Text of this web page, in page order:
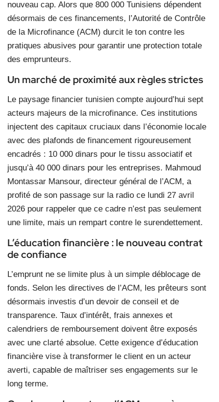
nouveau cap. Alors que 800 000 Tunisiens dépendent
désormais de ces financements, l’Autorité de Contrôle
de la Microfinance (ACM) durcit le ton contre les
pratiques abusives pour garantir une protection totale
des emprunteurs.
Un marché de proximité aux règles strictes
Le paysage financier tunisien compte aujourd’hui sept
acteurs majeurs de la microfinance. Ces institutions
injectent des capitaux cruciaux dans l’économie locale
avec des plafonds de financement rigoureusement
encadrés : 10 000 dinars pour le tissu associatif et
jusqu’à 40 000 dinars pour les entreprises. Mahmoud
Montassar Mansour, directeur général de l’ACM, a
profité de son passage sur la radio ce lundi 27 avril
2026 pour rappeler que ce cadre n’est pas seulement
une limite, mais un rempart contre le surendettement.
L’éducation financière : le nouveau contrat
de confiance
L’emprunt ne se limite plus à un simple déblocage de
fonds. Selon les directives de l’ACM, les prêteurs sont
désormais investis d’un devoir de conseil et de
transparence. Taux d’intérêt, frais annexes et
calendriers de remboursement doivent être exposés
avec une clarté absolue. Cette exigence d’éducation
financière vise à transformer le client en un acteur
averti, capable de maîtriser ses engagements sur le
long terme.